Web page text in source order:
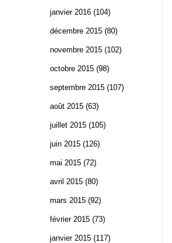
janvier 2016 (104)
décembre 2015 (80)
novembre 2015 (102)
octobre 2015 (98)
septembre 2015 (107)
août 2015 (63)
juillet 2015 (105)
juin 2015 (126)
mai 2015 (72)
avril 2015 (80)
mars 2015 (92)
février 2015 (73)
janvier 2015 (117)